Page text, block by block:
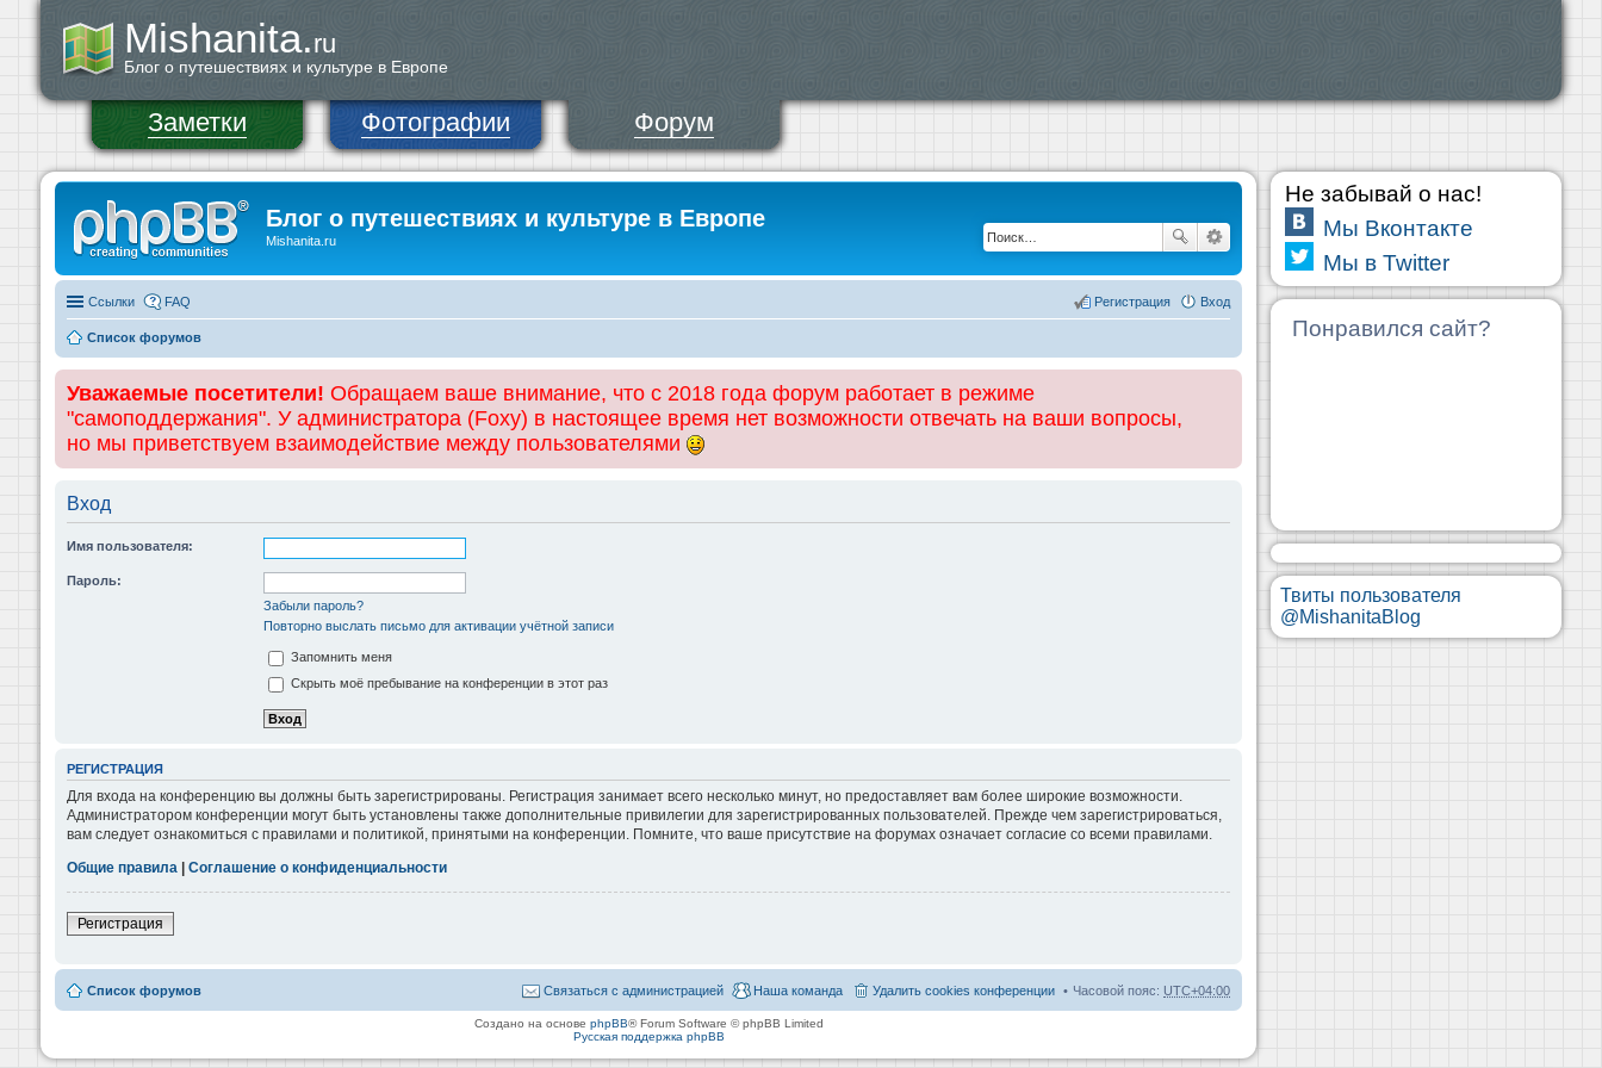
Mishanita.ru
Блог о путешествиях и культуре в Европе
Заметки Фотографии Форум
Блог о путешествиях и культуре в Европе
Mishanita.ru
Ссылки FAQ Вход
Регистрация
Список форумов
Уважаемые посетители! Обращаем ваше внимание, что с 2018 года форум работает в режиме
"самоподдержания". У администратора (Foxy) в настоящее время нет возможности отвечать на ваши вопросы,
но мы приветствуем взаимодействие между пользователями
Вход
Имя пользователя:
Пароль:
Забыли пароль?
Повторно выслать письмо для активации учётной записи
Запомнить меня
Скрыть моё пребывание на конференции в этот раз
РЕГИСТРАЦИЯ
Для входа на конференцию вы должны быть зарегистрированы. Регистрация занимает всего несколько минут, но предоставляет вам более широкие возможности.
Администратором конференции могут быть установлены также дополнительные привилегии для зарегистрированных пользователей. Прежде чем зарегистрироваться,
вам следует ознакомиться с правилами и политикой, принятыми на конференции. Помните, что ваше присутствие на форумах означает согласие со всеми правилами.
Общие правила
Соглашение о конфиденциальности
Регистрация
Список форумов Часовой пояс: UTC+04:00
Удалить cookies конференции
Наша команда
Связаться с администрацией
Создано на основе phpBB® Forum Software © phpBB Limited
Русская поддержка phpBB
Не забывай о нас!
Мы Вконтакте
Мы в Twitter
Понравился сайт?
Твиты пользователя
@MishanitaBlog